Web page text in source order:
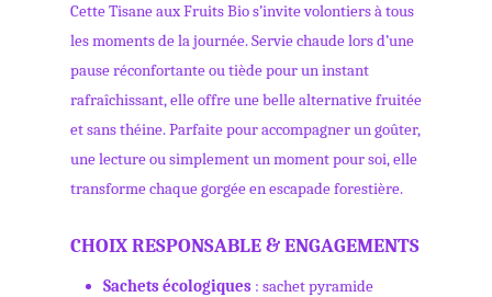
Cette Tisane aux Fruits Bio s’invite volontiers à tous
les moments de la journée. Servie chaude lors d’une
pause réconfortante ou tiède pour un instant
rafraîchissant, elle offre une belle alternative fruitée
et sans théine. Parfaite pour accompagner un goûter,
une lecture ou simplement un moment pour soi, elle
transforme chaque gorgée en escapade forestière.
CHOIX RESPONSABLE & ENGAGEMENTS
Sachets écologiques : sachet pyramide